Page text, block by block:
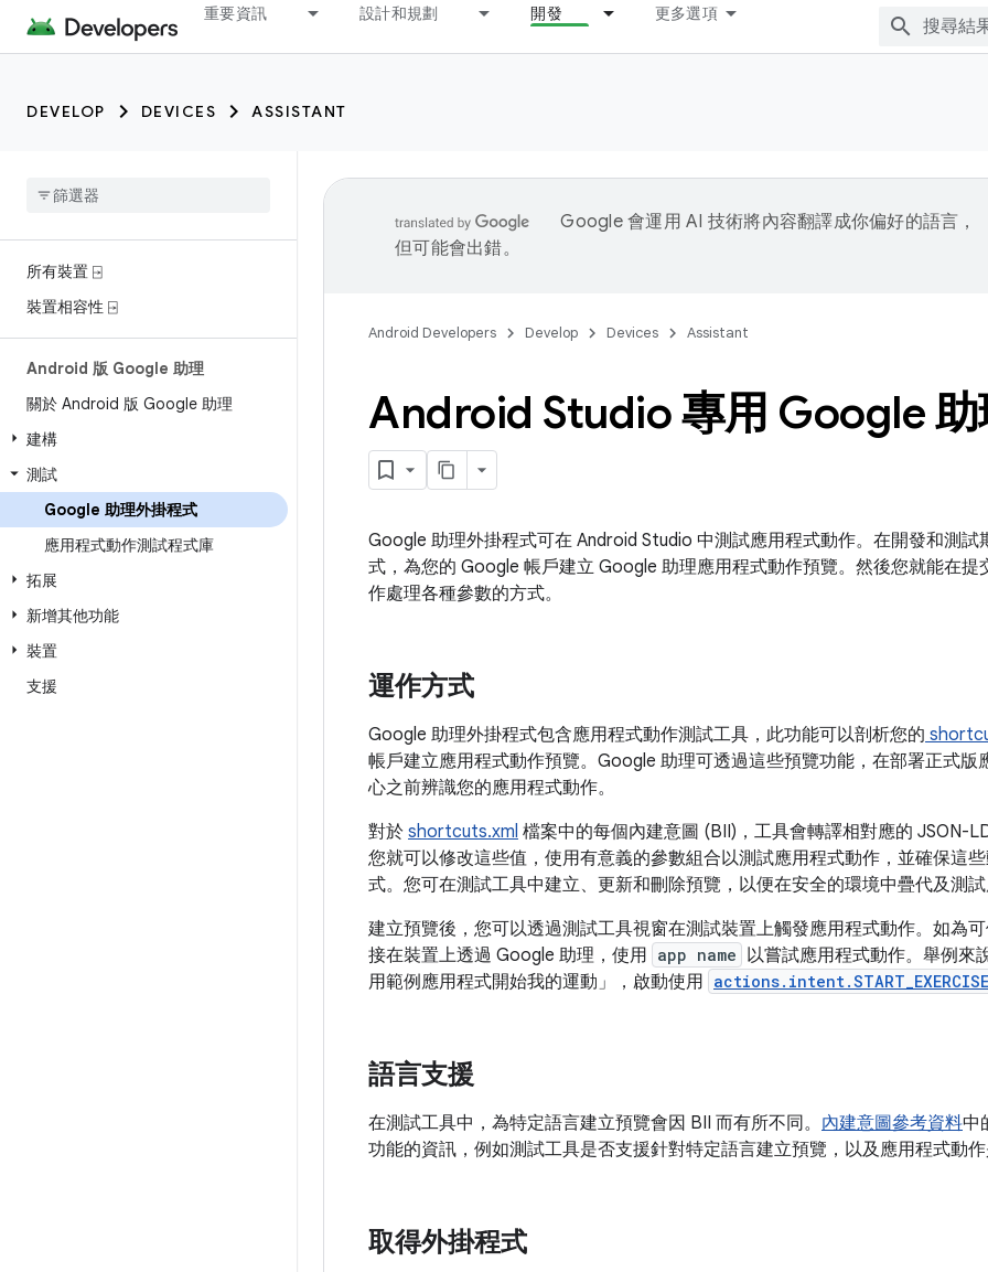
重要資訊 設計和規劃 開發 更多選項
DEVELOP DEVICES ASSISTANT
所有裝置 ⍈
裝置相容性 ⍈
Android 版 Google 助理
關於 Android 版 Google 助理
建構
測試
Google 助理外掛程式
應用程式動作測試程式庫
拓展
新增其他功能
裝置
支援
Google 會運用 AI 技術將內容翻譯成你偏好的語言，
但可能會出錯。
Android Developers Develop Devices Assistant
Android Studio 專用 Google
Google 助理外掛程式可在 Android Studio 中測試應用程式動作。在開發和測
式，為您的 Google 帳戶建立 Google 助理應用程式動作預覽。然後您就能在
作處理各種參數的方式。
運作方式
Google 助理外掛程式包含應用程式動作測試工具，此功能可以剖析您的
帳戶建立應用程式動作預覽。Google 助理可透過這些預覽功能，在部署正式版
心之前辨識您的應用程式動作。
對於 shortcuts.xml 檔案中的每個內建意圖 (BII)，工具會轉譯相對應的 JSON-
您就可以修改這些值，使用有意義的參數組合以測試應用程式動作，並確保這
式。您可在測試工具中建立、更新和刪除預覽，以便在安全的環境中疊代及測
建立預覽後，您可以透過測試工具視窗在測試裝置上觸發應用程式動作。如為
接在裝置上透過 Google 助理，使用 app name 以嘗試應用程式動作。舉例來
用範例應用程式開始我的運動」
，啟動使用 actions.intent.START_EXERCISE
語言支援
在測試工具中，為特定語言建立預覽會因 BII 而有所不同。 內建意圖參考資料中
功能的資訊，例如測試工具是否支援針對特定語言建立預覽，以及應用程式動
取得外掛程式